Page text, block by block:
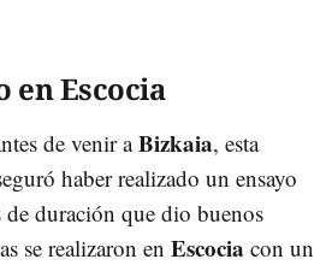
en Escocia
de venir aBizkaia, esta
haber realizado un ensayo
duración que dio buenos
se realizaron en Escocia con un